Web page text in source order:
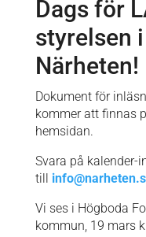
Dags för
styrelsen
Närheten!
Dokument för
kommer att finnas
hemsidan.
Svara på kalender-
till
Vi ses i Högboda
kommun, 19 mars